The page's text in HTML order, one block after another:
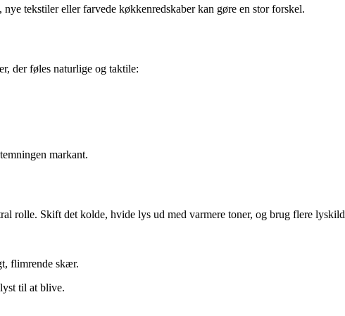
tekstiler eller farvede køkkenredskaber kan gøre en stor forskel.
der føles naturlige og taktile:
markant.
rolle. Skift det kolde, hvide lys ud med varmere toner, og brug flere
flimrende skær.
til at blive.